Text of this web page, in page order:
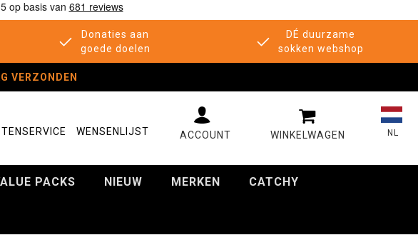
Donaties aan
goede doelen
DÉ duurzame
sokken webshop
VERZONDEN
NL
WENSENLIJST
MIJN WINKELWAGEN
PACKS NIEUW MERKEN CATCHY